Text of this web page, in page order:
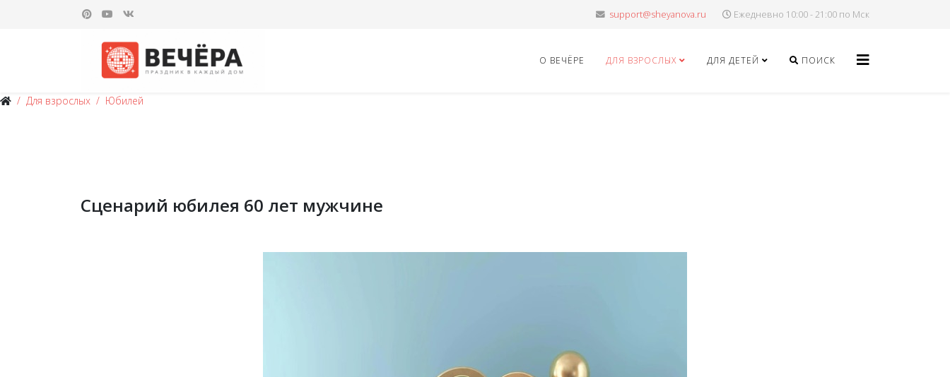
Ежедневно 10:00 - 21:00 по Мск
О ВЕЧЁРЕ ДЛЯ ВЗРОСЛЫХ ДЛЯ ДЕТЕЙ ПОИСК
Для взрослых Юбилей
Сценарий юбилея 60 лет мужчине